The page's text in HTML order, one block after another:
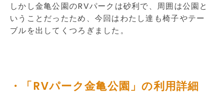
しかし金亀公園のRVパークは砂利で、周囲は公園と
いうことだったため、今回はわたし達も椅子やテー
ブルを出してくつろぎました。
・「RVパーク金亀公園」の利用詳細